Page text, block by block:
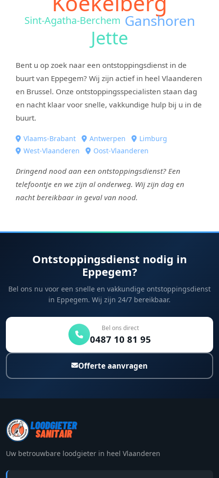
Sint-Agatha-Berchem Ganshoren
Jette
Bent u op zoek naar een ontstoppingsdienst in de
buurt van Eppegem? Wij zijn actief in heel Vlaanderen
en Brussel. Onze ontstoppingsspecialisten staan dag
en nacht klaar voor snelle, vakkundige hulp bij u in de
buurt.
Vlaams-Brabant Antwerpen
Limburg
West-Vlaanderen
Oost-Vlaanderen
Dringend nood aan een ontstoppingsdienst? Een
telefoontje en we zijn al onderweg. Wij zijn dag en
nacht bereikbaar in geval van nood.
Ontstoppingsdienst nodig in
Eppegem?
Bel ons nu voor een snelle en vakkundige ontstoppingsdienst
in Eppegem. Wij zijn 24/7 bereikbaar.
Bel ons direct
0487 10 81 95
Offerte aanvragen
Uw betrouwbare loodgieter in heel Vlaanderen